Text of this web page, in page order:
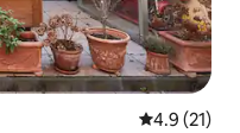
평점 4.9점
4.9 (21)